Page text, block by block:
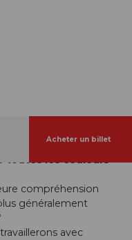
Acheter un billet
pour les
toutes les couleurs
compréhension
généralement
avec